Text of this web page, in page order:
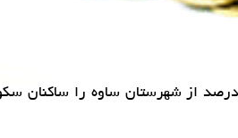
كار و درآمد ایسنا/مركزی مدیركل راه و شهرسازی استان مركزی اظهار داشت: 23 درصد از جمعیت